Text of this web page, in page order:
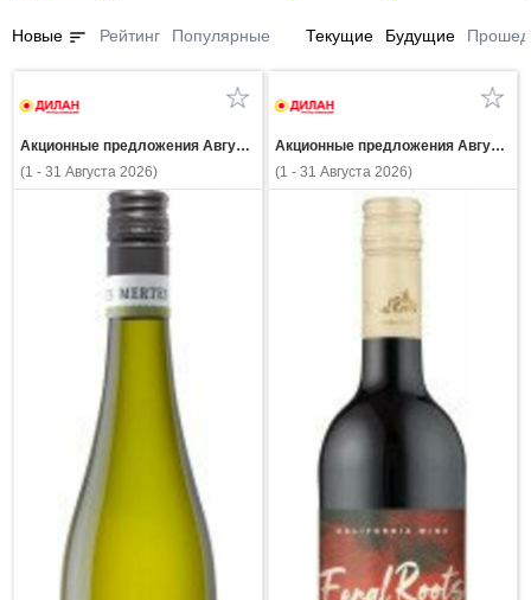
Новые sort Рейтинг Популярные Текущие Будущие
Акционные предложения Августа
(1 - 31 Августа 2026)
Акционные предложения Августа
(1 - 31 Августа 2026)